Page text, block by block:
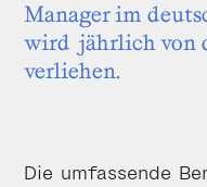
Manager im
wird jährlich von
verliehen.
Die umfassende